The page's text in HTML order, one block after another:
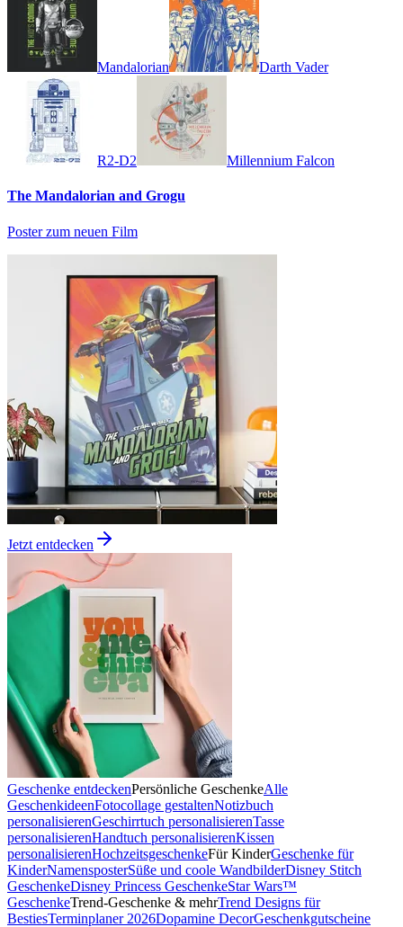
Mandalorian Darth Vader
R2-D2 Millennium Falcon
The Mandalorian and Grogu
Poster zum neuen Film
Jetzt entdecken
Geschenke entdeckenPersönliche GeschenkeAlle
GeschenkideenFotocollage gestaltenNotizbuch
personalisierenGeschirrtuch personalisierenTasse
personalisierenHandtuch personalisierenKissen
personalisierenHochzeitsgeschenkeFür KinderGeschenke für
KinderNamensposterSüße und coole WandbilderDisney Stitch
GeschenkeDisney Princess GeschenkeStar Wars™
GeschenkeTrend-Geschenke & mehrTrend Designs für
BestiesTerminplaner 2026Dopamine DecorGeschenkgutscheine